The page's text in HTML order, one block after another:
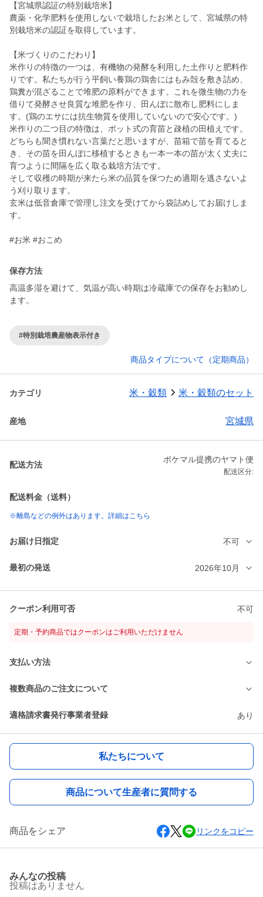
【宮城県認証の特別栽培米】
農薬・化学肥料を使用しないで栽培したお米として、宮城県の特
別栽培米の認証を取得しています。
【米づくりのこだわり】
米作りの特徴の一つは、有機物の発酵を利用した土作りと肥料作
りです。私たちが行う平飼い養鶏の鶏舎にはもみ殻を敷き詰め、
鶏糞が混ざることで堆肥の原料ができます。これを微生物の力を
借りて発酵させ良質な堆肥を作り、田んぼに散布し肥料にしま
す。(鶏のエサには抗生物質を使用していないので安心です。)
米作りの二つ目の特徴は、ポット式の育苗と疎植の田植えです。
どちらも聞き慣れない言葉だと思いますが、苗箱で苗を育てると
き、その苗を田んぼに移植するときも一本一本の苗が太く丈夫に
育つように間隔を広く取る栽培方法です。
そして収穫の時期が来たら米の品質を保つため適期を逃さないよ
う刈り取ります。
玄米は低音倉庫で管理し注文を受けてから袋詰めしてお届けしま
す。
#お米 #おこめ
保存方法
高温多湿を避けて、気温が高い時期は冷蔵庫での保存をお勧めし
ます。
#特別栽培農産物表示付き
商品タイプについて（定期商品）
カテゴリ 米・穀類 米・穀類のセット
産地 宮城県
配送方法
ポケマル提携のヤマト便
配送区分:
配送料金（送料）
※離島などの例外はあります。詳細はこちら
お届け日指定 不可
最初の発送 2026年10月
クーポン利用可否 不可
定期・予約商品ではクーポンはご利用いただけません
支払い方法
複数商品のご注文について
適格請求書発行事業者登録 あり
私たちについて
商品について生産者に質問する
商品をシェア リンクをコピー
みんなの投稿
投稿はありません